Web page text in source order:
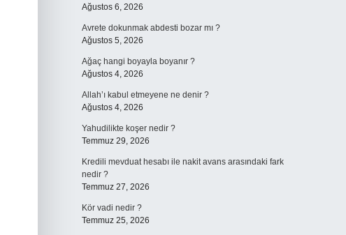
Ağustos 6, 2026
Avrete dokunmak abdesti bozar mı ?
Ağustos 5, 2026
Ağaç hangi boyayla boyanır ?
Ağustos 4, 2026
Allah’ı kabul etmeyene ne denir ?
Ağustos 4, 2026
Yahudilikte koşer nedir ?
Temmuz 29, 2026
Kredili mevduat hesabı ile nakit avans arasındaki fark
nedir ?
Temmuz 27, 2026
Kör vadi nedir ?
Temmuz 25, 2026